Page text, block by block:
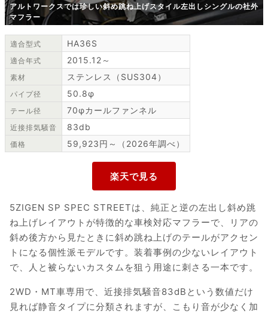
アルトワークスでは珍しい斜め跳ね上げスタイル左出しシングルの社外
マフラー
適合型式 HA36S
適合年式 2015.12～
素材 ステンレス（SUS304）
パイプ径 50.8φ
テール径 70φカールファンネル
近接排気騒音 83db
価格 59,923円～（2026年調べ）
5ZIGEN SP SPEC STREETは、純正と逆の左出し斜め跳
ね上げレイアウトが特徴的な車検対応マフラーで、リアの
斜め後方から見たときに斜め跳ね上げのテールがアクセン
トになる個性派モデルです。装着事例の少ないレイアウト
で、人と被らないカスタムを狙う用途に刺さる一本です。
2WD・MT車専用で、近接排気騒音83dBという数値だけ
見れば静音タイプに分類されますが、こもり音が少なく加